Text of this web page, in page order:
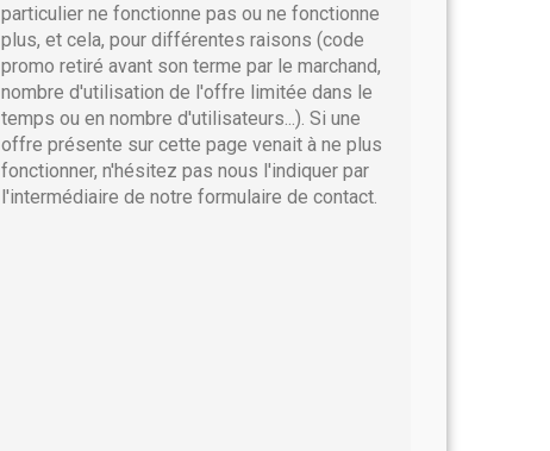
particulier ne fonctionne pas ou ne fonctionne
plus, et cela, pour différentes raisons (code
promo retiré avant son terme par le marchand,
nombre d'utilisation de l'offre limitée dans le
temps ou en nombre d'utilisateurs...). Si une
offre présente sur cette page venait à ne plus
fonctionner, n'hésitez pas nous l'indiquer par
l'intermédiaire de notre formulaire de contact.